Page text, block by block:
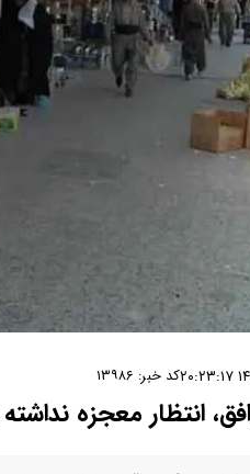
کد خبر: ۱۳۹۸۶
انتظار معجزه